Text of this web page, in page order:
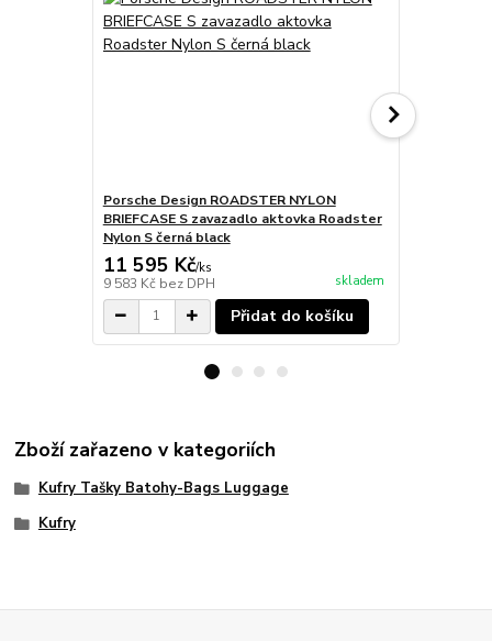
Porsche Design ROADSTER NYLON
BRIEFCASE S zavazadlo aktovka Roadster
Nylon S černá black
11 595 Kč/ks
9 583 Kč bez DPH skladem
Přidat do košíku
Zboží zařazeno v kategoriích
Kufry Tašky Batohy-Bags Luggage
Kufry